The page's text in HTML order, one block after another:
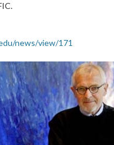
news/view/171